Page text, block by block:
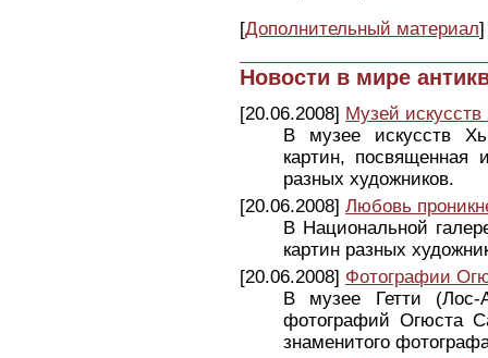
[Дополнительный материал]
Новости в мире
[20.06.2008] Музей
В музее искусств
картин, посвященная
разных художников.
[20.06.2008] Любовь
В Национальной
картин разных
[20.06.2008] Фотографии
В музее Гетти (Лос-
фотографий Огюста
знаменитого